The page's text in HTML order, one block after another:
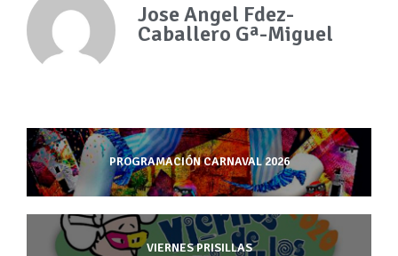
Jose Angel Fdez-
Caballero Gª-Miguel
PROGRAMACIÓN CARNAVAL 2026
VIERNES PRISILLAS